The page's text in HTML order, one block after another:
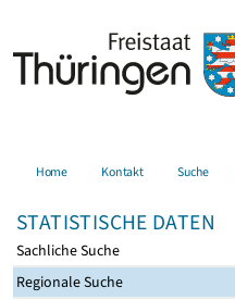
Home Kontakt Suche
STATISTISCHE DATEN
Sachliche Suche
Regionale Suche